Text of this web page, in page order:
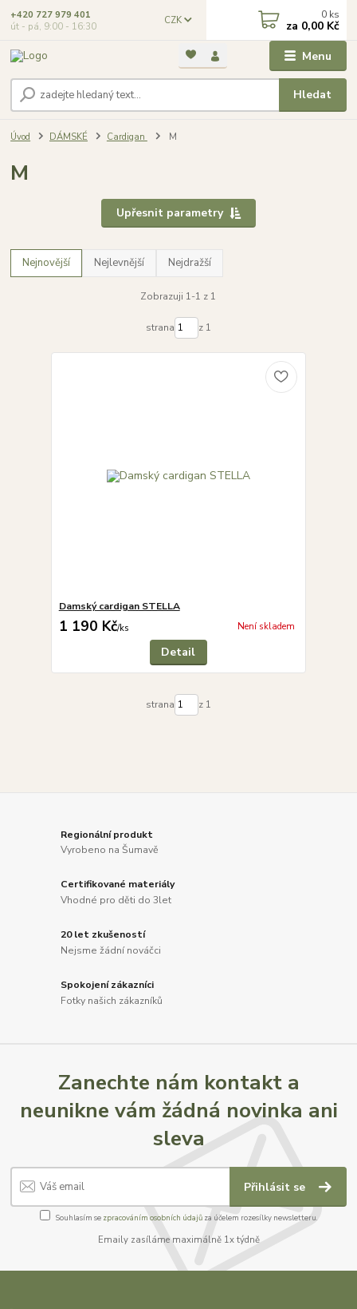
Menu
CZK
Hledat
+420 727 979 401
út - pá, 9:00 - 16:30
0 ks
za 0,00 Kč
Úvod DÁMSKÉ Cardigan M
M
Upřesnit parametry
Nejnovější Nejlevnější Nejdražší
Zobrazuji 1-1 z 1
strana z 1
Damský cardigan STELLA
1 190 Kč/ks Není skladem
Detail
strana z 1
Regionální produkt
Vyrobeno na Šumavě
Certifikované materiály
Vhodné pro děti do 3let
20 let zkušeností
Nejsme žádní nováčci
Spokojení zákazníci
Fotky našich zákazníků
Zanechte nám kontakt a
neunikne vám žádná novinka ani
sleva
Přihlásit se
Souhlasím se zpracováním osobních údajůza účelem rozesílky newsletteru.
Emaily zasíláme maximálně 1x týdně